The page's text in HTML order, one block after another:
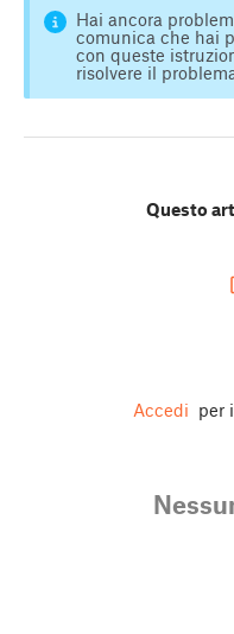
Hai ancora
comunica che hai
con queste
risolvere il
Questo
Accedi per